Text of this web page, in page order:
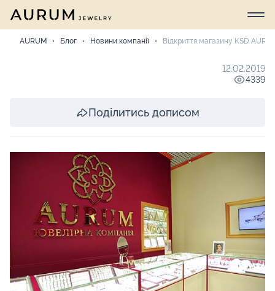
AURUM Блог Новини компанії Відкриття магазину KSD
12.02.2019
4339
Поділитись дописом